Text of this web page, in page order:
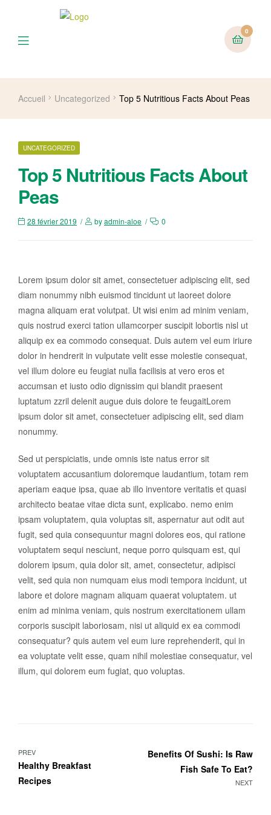
Menu
0
Accueil Uncategorized Top 5 Nutritious Facts About Peas
CATEGORIES
UNCATEGORIZED
Top 5 Nutritious Facts About
Peas
28 février 2019 byadmin-aloe 0
Lorem ipsum dolor sit amet, consectetuer adipiscing elit, sed
diam nonummy nibh euismod tincidunt ut laoreet dolore
magna aliquam erat volutpat. Ut wisi enim ad minim veniam,
quis nostrud exerci tation ullamcorper suscipit lobortis nisl ut
aliquip ex ea commodo consequat. Duis autem vel eum iriure
dolor in hendrerit in vulputate velit esse molestie consequat,
vel illum dolore eu feugiat nulla facilisis at vero eros et
accumsan et iusto odio dignissim qui blandit praesent
luptatum zzril delenit augue duis dolore te feugaitLorem
ipsum dolor sit amet, consectetuer adipiscing elit, sed diam
nonummy.
Sed ut perspiciatis, unde omnis iste natus error sit
voluptatem accusantium doloremque laudantium, totam rem
aperiam eaque ipsa, quae ab illo inventore veritatis et quasi
architecto beatae vitae dicta sunt, explicabo. nemo enim
ipsam voluptatem, quia voluptas sit, aspernatur aut odit aut
fugit, sed quia consequuntur magni dolores eos, qui ratione
voluptatem sequi nesciunt, neque porro quisquam est, qui
dolorem ipsum, quia dolor sit, amet, consectetur, adipisci
velit, sed quia non numquam eius modi tempora incidunt, ut
labore et dolore magnam aliquam quaerat voluptatem. ut
enim ad minima veniam, quis nostrum exercitationem ullam
corporis suscipit laboriosam, nisi ut aliquid ex ea commodi
consequatur? quis autem vel eum iure reprehenderit, qui in
ea voluptate velit esse, quam nihil molestiae consequatur, vel
illum, qui dolorem eum fugiat, quo voluptas.
Navigation
de
PREV
Healthy Breakfast
Recipes
NEXT
Benefits Of Sushi: Is Raw
Fish Safe To Eat?